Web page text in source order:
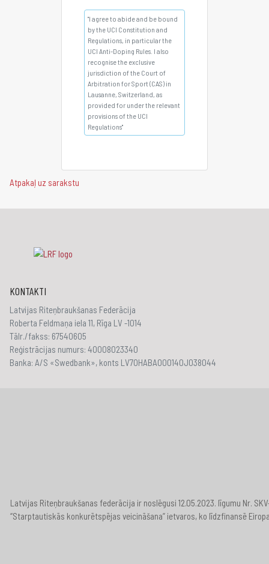
"I agree to abide and be bound
by the UCI Constitution and
Regulations, in particular the
UCI Anti-Doping Rules. I also
recognise the exclusive
jurisdiction of the Court of
Arbitration for Sport (CAS) in
Lausanne, Switzerland, as
provided for under the relevant
provisions of the UCI
Regulations"
Atpakaļ uz sarakstu
KONTAKTI
Latvijas Riteņbraukšanas Federācija
Roberta Feldmaņa iela 11, Rīga LV -1014
Tālr./fakss: 67540605
Reģistrācijas numurs: 40008023340
Banka: A/S «Swedbank», konts LV70HABA000140J038044
Latvijas Riteņbraukšanas federācija ir noslēgusi 12.05.2023. līgumu Nr.
“Starptautiskās konkurētspējas veicināšana” ietvaros, ko līdzfinansē